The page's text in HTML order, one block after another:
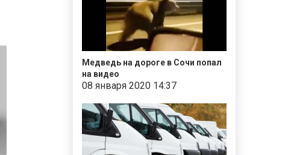
Медведь на дороге в Сочи попал
на видео
08 января 2020 14:37